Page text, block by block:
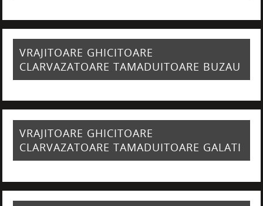
VRAJITOARE GHICITOARE
CLARVAZATOARE TAMADUITOARE BUZAU
VRAJITOARE GHICITOARE
CLARVAZATOARE TAMADUITOARE GALATI